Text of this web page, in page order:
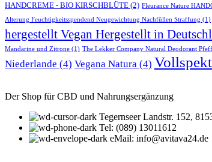
HANDCREME - BIO KIRSCHBLÜTE (2) Fleurance Nature
Alterung Feuchtigkeitsspendend Neugewichtung Nachfüllen Straffung (1)
hergestellt Vegan Hergestellt in
Mandarine und Zitrone (1) The Lekker Company Natural Deodorant
Niederlande (4) Vegana Natura (4)
Der Shop für CBD und Nahrungsergänzung
Tegernseer Landstr. 152,
Tel: (089) 13011612
eMail: info@avitava24.de